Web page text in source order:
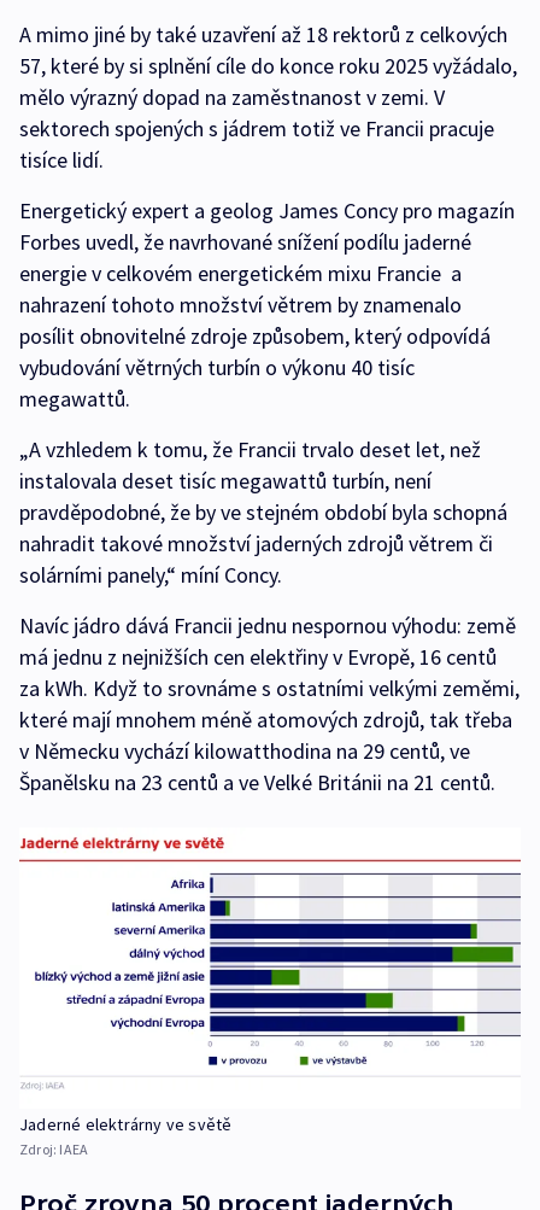
A mimo jiné by také uzavření až 18 rektorů z celkových
57, které by si splnění cíle do konce roku 2025 vyžádalo,
mělo výrazný dopad na zaměstnanost v zemi. V
sektorech spojených s jádrem totiž ve Francii pracuje
tisíce lidí.
Energetický expert a geolog James Concy pro magazín
Forbes uvedl, že navrhované snížení podílu jaderné
energie v celkovém energetickém mixu Francie a
nahrazení tohoto množství větrem by znamenalo
posílit obnovitelné zdroje způsobem, který odpovídá
vybudování větrných turbín o výkonu 40 tisíc
megawattů.
„A vzhledem k tomu, že Francii trvalo deset let, než
instalovala deset tisíc megawattů turbín, není
pravděpodobné, že by ve stejném období byla schopná
nahradit takové množství jaderných zdrojů větrem či
solárními panely,“ míní Concy.
Navíc jádro dává Francii jednu nespornou výhodu: země
má jednu z nejnižších cen elektřiny v Evropě, 16 centů
za kWh. Když to srovnáme s ostatními velkými zeměmi,
které mají mnohem méně atomových zdrojů, tak třeba
v Německu vychází kilowatthodina na 29 centů, ve
Španělsku na 23 centů a ve Velké Británii na 21 centů.
Jaderné elektrárny ve světě
Zdroj: IAEA
Proč zrovna 50 procent jaderných